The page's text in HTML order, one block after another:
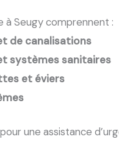
à Seugy comprennent :
de canalisations
systèmes sanitaires
et éviers
une assistance